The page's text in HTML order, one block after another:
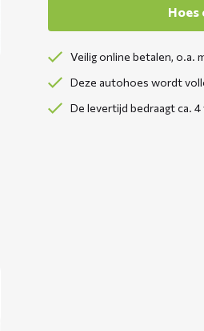
Veilig online betalen, o.a.
Deze autohoes wordt
De levertijd bedraagt ca. 4